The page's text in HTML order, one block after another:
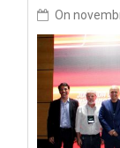
On